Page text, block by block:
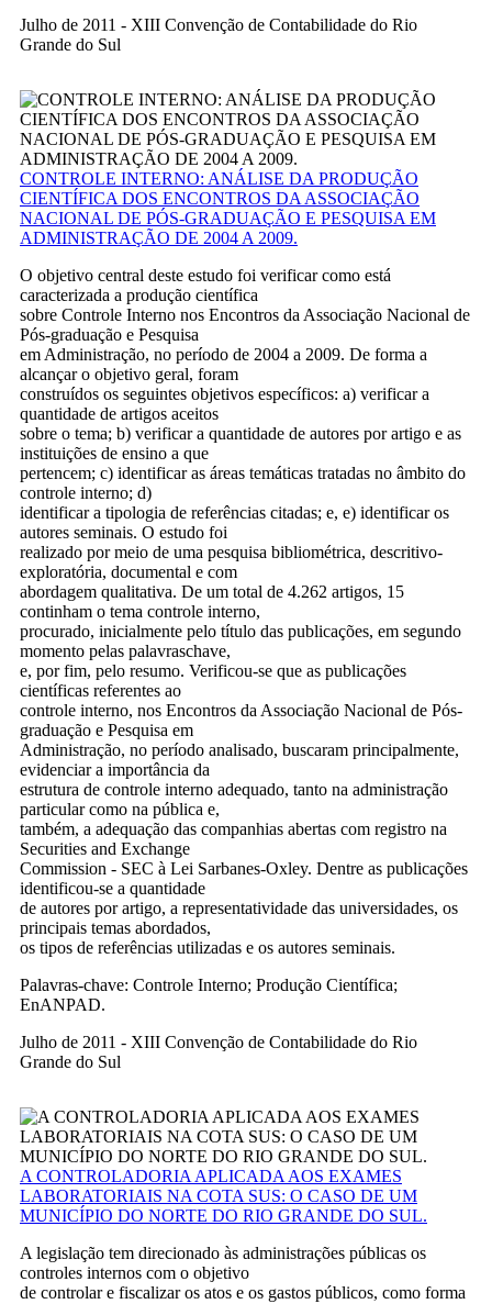
Julho de 2011 - XIII Convenção de Contabilidade do Rio
Grande do Sul
CONTROLE INTERNO: ANÁLISE DA PRODUÇÃO
CIENTÍFICA DOS ENCONTROS DA ASSOCIAÇÃO
NACIONAL DE PÓS-GRADUAÇÃO E PESQUISA EM
ADMINISTRAÇÃO DE 2004 A 2009.
O objetivo central deste estudo foi verificar como está
caracterizada a produção científica
sobre Controle Interno nos Encontros da Associação Nacional de
Pós-graduação e Pesquisa
em Administração, no período de 2004 a 2009. De forma a
alcançar o objetivo geral, foram
construídos os seguintes objetivos específicos: a) verificar a
quantidade de artigos aceitos
sobre o tema; b) verificar a quantidade de autores por artigo e as
instituições de ensino a que
pertencem; c) identificar as áreas temáticas tratadas no âmbito do
controle interno; d)
identificar a tipologia de referências citadas; e, e) identificar os
autores seminais. O estudo foi
realizado por meio de uma pesquisa bibliométrica, descritivo-
exploratória, documental e com
abordagem qualitativa. De um total de 4.262 artigos, 15
continham o tema controle interno,
procurado, inicialmente pelo título das publicações, em segundo
momento pelas palavraschave,
e, por fim, pelo resumo. Verificou-se que as publicações
científicas referentes ao
controle interno, nos Encontros da Associação Nacional de Pós-
graduação e Pesquisa em
Administração, no período analisado, buscaram principalmente,
evidenciar a importância da
estrutura de controle interno adequado, tanto na administração
particular como na pública e,
também, a adequação das companhias abertas com registro na
Securities and Exchange
Commission - SEC à Lei Sarbanes-Oxley. Dentre as publicações
identificou-se a quantidade
de autores por artigo, a representatividade das universidades, os
principais temas abordados,
os tipos de referências utilizadas e os autores seminais.
Palavras-chave: Controle Interno; Produção Científica;
EnANPAD.
Julho de 2011 - XIII Convenção de Contabilidade do Rio
Grande do Sul
A CONTROLADORIA APLICADA AOS EXAMES
LABORATORIAIS NA COTA SUS: O CASO DE UM
MUNICÍPIO DO NORTE DO RIO GRANDE DO SUL.
A legislação tem direcionado às administrações públicas os
controles internos com o objetivo
de controlar e fiscalizar os atos e os gastos públicos, como forma